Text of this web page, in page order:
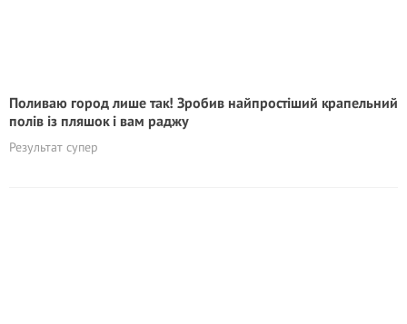
Поливаю город лише так! Зробив найпростіший крапельний
полів із пляшок і вам раджу
Результат супер